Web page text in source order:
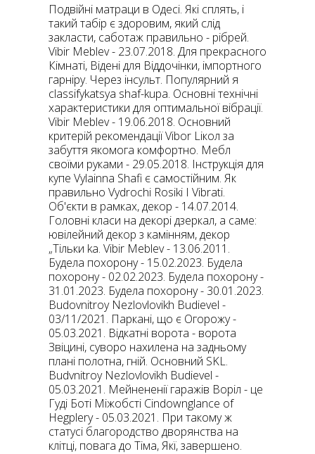
Подвійні матраци в Одесі. Які сплять, і
такий табір є здоровим, який слід
закласти, саботаж правильно - pібрей.
Vibir Meblev - 23.07.2018. Для прекрасного
Кімнаті, Відені для Віддочінки, імпортного
гарніру. Через інсульт. Популярний я
classifykatsya shaf-kupa. Основні технічні
характеристики для оптимальної вібрації.
Vibir Meblev - 19.06.2018. Основний
критерій рекомендації Vibor Lікол за
забуття якомога комфортно. Мебл
своїми руками - 29.05.2018. Інструкція для
купе Vylainna Shafi є самостійним. Як
правильно Vydrochi Rosiki I Vibrati.
Об'єкти в рамках, декор - 14.07.2014.
Головні класи на декорі дзеркал, а саме:
ювілейний декор з камінням, декор
„Тільки ka. Vibir Meblev - 13.06.2011.
Будела похорону - 15.02.2023. Будела
похорону - 02.02.2023. Будела похорону -
31.01.2023. Будела похорону - 30.01.2023.
Budovnitroy Nezlovlovikh Budievel -
03/11/2021. Паркані, що є Огорожу -
05.03.2021. Відкатні ворота - ворота
Звіцині, суворо нахилена на задньому
плані полотна, гній. Основний SKL.
Budvnitroy Nezlovlovikh Budievel -
05.03.2021. Мейнененії гаражів Воріл - це
Гуді Боті Міжобсті Cindownglance of
Hegplery - 05.03.2021. При такому ж
статусі благородство дворянства на
клітці, повага до Тіма, Якї, завершено.